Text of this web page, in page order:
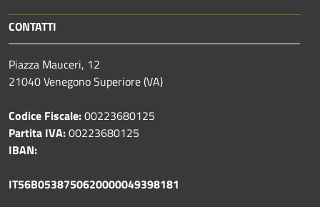
CONTATTI
Piazza Mauceri, 12
21040 Venegono Superiore (VA)
Codice Fiscale:00223680125
Partita IVA:00223680125
IBAN:
IT56B0538750620000049398181